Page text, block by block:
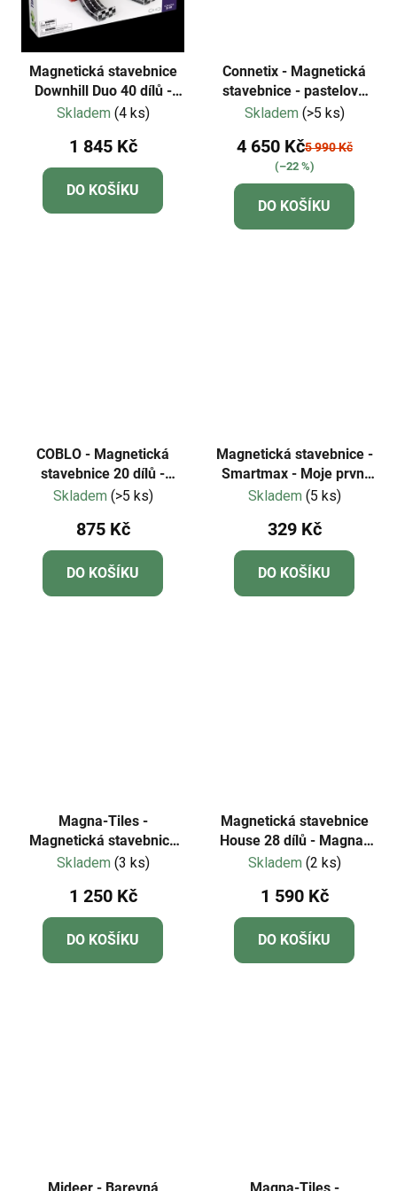
Magnetická stavebnice
Downhill Duo 40 dílů -
Magna-Tiles
Skladem (4 ks)
1 845 Kč
DO KOŠÍKU
Connetix - Magnetická
stavebnice - pastelové
barvy 202 dílů
Skladem (>5 ks)
4 650 Kč5 990 Kč
(–22 %)
DO KOŠÍKU
COBLO - Magnetická
stavebnice 20 dílů -
průhledné
Skladem (>5 ks)
875 Kč
DO KOŠÍKU
Magnetická stavebnice -
Smartmax - Moje první
letadlo
Skladem (5 ks)
329 Kč
DO KOŠÍKU
Magna-Tiles -
Magnetická stavebnice
Puppy Park 27 dílů
Skladem (3 ks)
1 250 Kč
DO KOŠÍKU
Magnetická stavebnice
House 28 dílů - Magna-
Tiles
Skladem (2 ks)
1 590 Kč
DO KOŠÍKU